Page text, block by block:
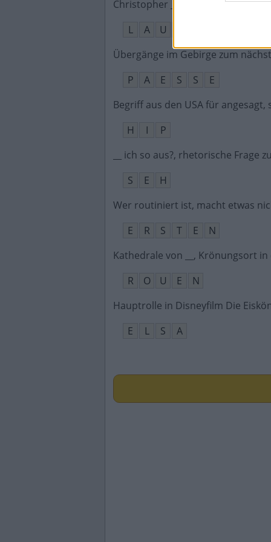
Christopher __, ehemaliger
L
A U
Übergänge im Gebirge zum
P
A E S S
E
Begriff aus den USA für angesagt,
H
I
P
__ ich so aus?, rhetorische Frage
S
E
H
Wer routiniert ist, macht etwas
E
R S T E
N
Kathedrale von __, Krönungsort
R
O U E
N
Hauptrolle in Disneyfilm Die
E
L S A